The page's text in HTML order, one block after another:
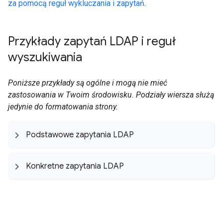
za pomocą reguł wykluczania i zapytań.
Przykłady zapytań LDAP i reguł
wyszukiwania
Poniższe przykłady są ogólne i mogą nie mieć
zastosowania w Twoim środowisku. Podziały wiersza służą
jedynie do formatowania strony.
Podstawowe zapytania LDAP
Konkretne zapytania LDAP